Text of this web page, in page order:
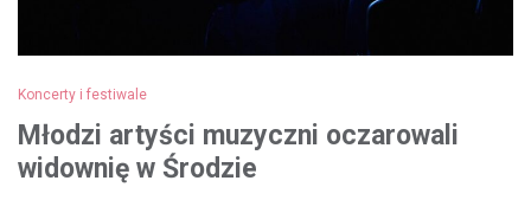
Koncerty i festiwale
Młodzi artyści muzyczni oczarowali
widownię w Środzie